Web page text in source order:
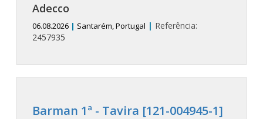
Adecco
06.08.2026 | Santarém, Portugal | Referência:
2457935
Barman 1ª - Tavira [121-004945-1]